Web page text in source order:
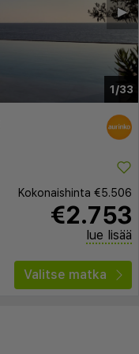
1/33
▶︎
Kokonaishinta €5.506
€2.753
lue lisää
Valitse matka